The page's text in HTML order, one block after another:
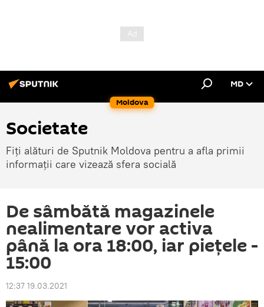
Moldova
MD
Societate
Fiți alături de Sputnik Moldova pentru a afla primii
informații care vizează sfera socială
De sâmbătă magazinele
nealimentare vor activa
până la ora 18:00, iar piețele -
15:00
12:37 19.03.2021